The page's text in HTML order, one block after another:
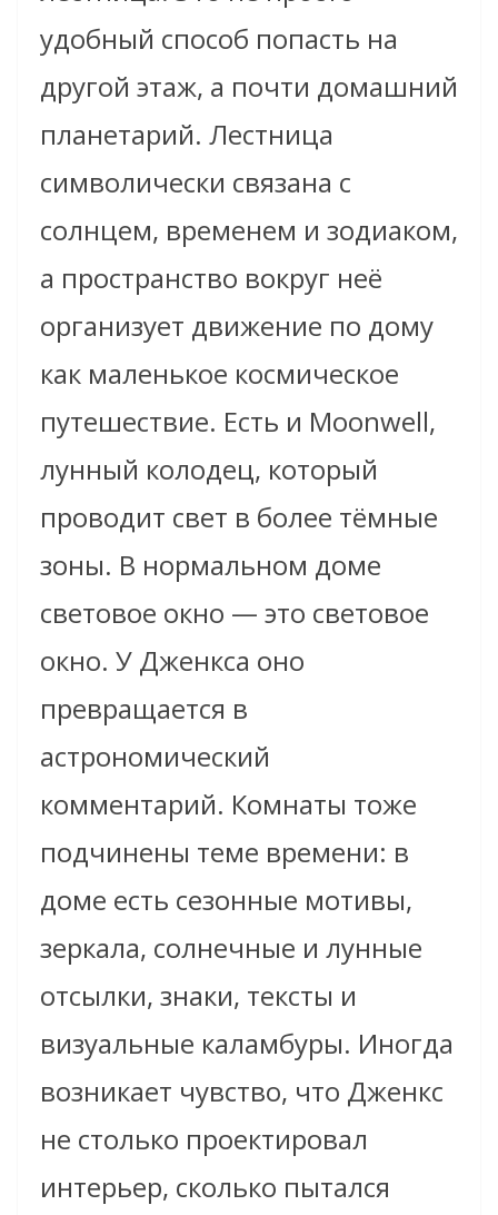
удобный способ попасть на
другой этаж, а почти домашний
планетарий. Лестница
символически связана с
солнцем, временем и зодиаком,
а пространство вокруг неё
организует движение по дому
как маленькое космическое
путешествие. Есть и Moonwell,
лунный колодец, который
проводит свет в более тёмные
зоны. В нормальном доме
световое окно — это световое
окно. У Дженкса оно
превращается в
астрономический
комментарий. Комнаты тоже
подчинены теме времени: в
доме есть сезонные мотивы,
зеркала, солнечные и лунные
отсылки, знаки, тексты и
визуальные каламбуры. Иногда
возникает чувство, что Дженкс
не столько проектировал
интерьер, сколько пытался